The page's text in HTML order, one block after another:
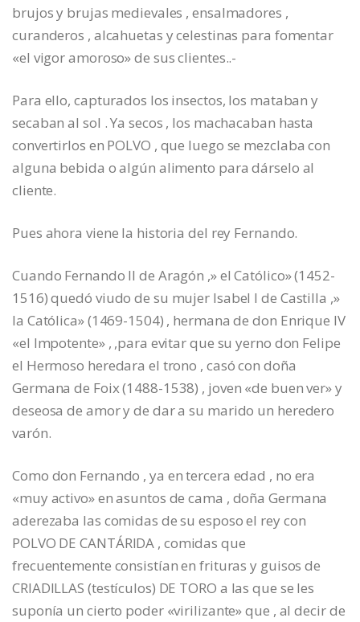
brujos y brujas medievales , ensalmadores ,
curanderos , alcahuetas y celestinas para fomentar
«el vigor amoroso» de sus clientes..-
Para ello, capturados los insectos, los mataban y
secaban al sol . Ya secos , los machacaban hasta
convertirlos en POLVO , que luego se mezclaba con
alguna bebida o algún alimento para dárselo al
cliente.
Pues ahora viene la historia del rey Fernando.
Cuando Fernando II de Aragón ,» el Católico» (1452-
1516) quedó viudo de su mujer Isabel I de Castilla ,»
la Católica» (1469-1504) , hermana de don Enrique IV
«el Impotente» , ,para evitar que su yerno don Felipe
el Hermoso heredara el trono , casó con doña
Germana de Foix (1488-1538) , joven «de buen ver» y
deseosa de amor y de dar a su marido un heredero
varón.
Como don Fernando , ya en tercera edad , no era
«muy activo» en asuntos de cama , doña Germana
aderezaba las comidas de su esposo el rey con
POLVO DE CANTÁRIDA , comidas que
frecuentemente consistían en frituras y guisos de
CRIADILLAS (testículos) DE TORO a las que se les
suponía un cierto poder «virilizante» que , al decir de